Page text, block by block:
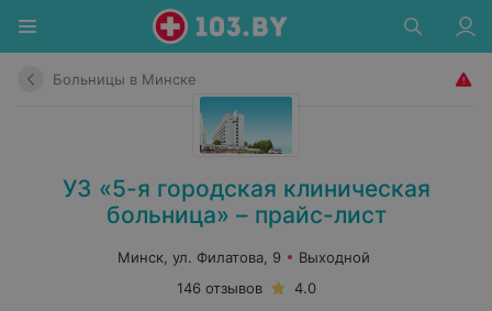
Больницы в Минске
УЗ «5-я городская клиническая
больница» – прайс-лист
Минск, ул. Филатова, 9
Выходной
146 отзывов
4.0